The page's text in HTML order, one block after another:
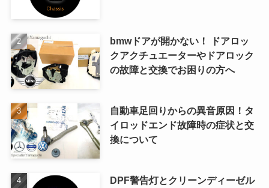
bmwドアが開かない！ ドアロッ
クアクチュエーターやドアロック
の故障と交換でお困りの方へ
自動車足回りからの異音原因！タ
イロッドエンド故障時の症状と交
換について
DPF警告灯とクリーンディーゼル